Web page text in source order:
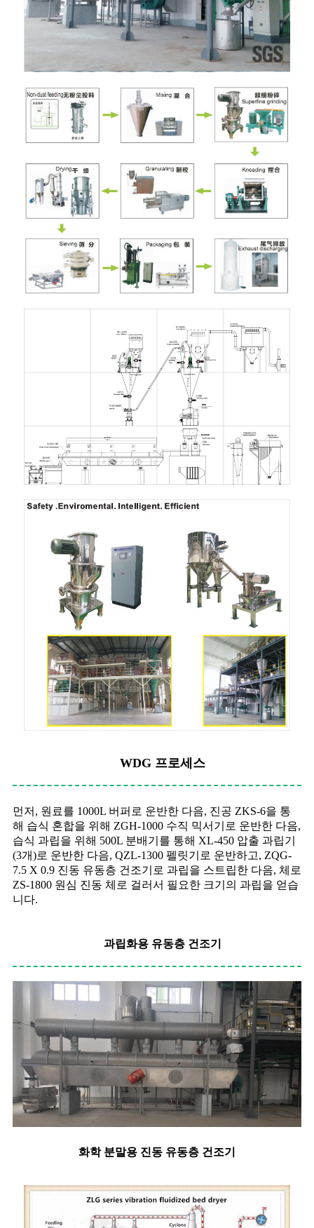
WDG 프로세스
먼저, 원료를 1000L 버퍼로 운반한 다음, 진공 ZKS-6을 통
해 습식 혼합을 위해 ZGH-1000 수직 믹서기로 운반한 다음,
습식 과립을 위해 500L 분배기를 통해 XL-450 압출 과립기
(3개)로 운반한 다음, QZL-1300 펠릿기로 운반하고, ZQG-
7.5 X 0.9 진동 유동층 건조기로 과립을 스트립한 다음, 체로
ZS-1800 원심 진동 체로 걸러서 필요한 크기의 과립을 얻습
니다.
과립화용 유동층 건조기
화학 분말용 진동 유동층 건조기